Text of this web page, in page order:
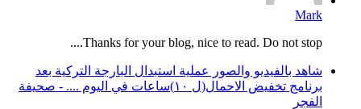
Mark
Thanks for your blog, nice to read. Do not stop....
شاهد بالفيديو والصور عملية استبدال البارجة التركية بعد
برنامج تخفيض الاحمال(ل ١٠)ساعات في اليوم .... - صحيفة
الفجر